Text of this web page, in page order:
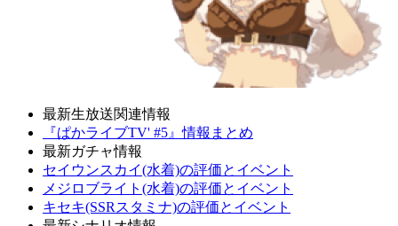
最新生放送関連情報
『ぱかライブTV' #5』情報まとめ
最新ガチャ情報
セイウンスカイ(水着)の評価とイベント
メジロブライト(水着)の評価とイベント
キセキ(SSRスタミナ)の評価とイベント